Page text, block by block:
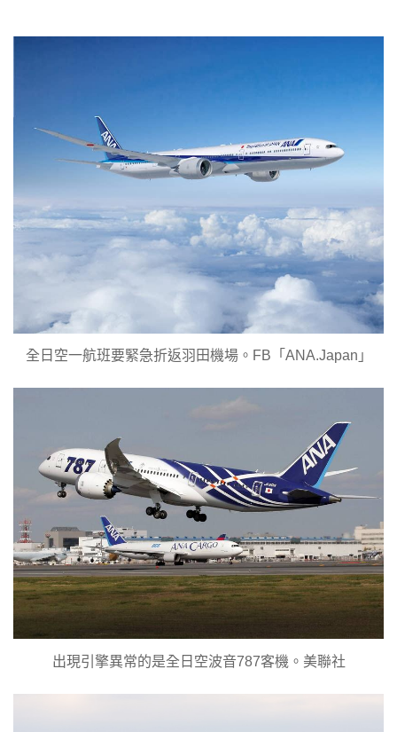
全日空一航班要緊急折返羽田機場。FB「ANA.Japan」
出現引擎異常的是全日空波音787客機。美聯社